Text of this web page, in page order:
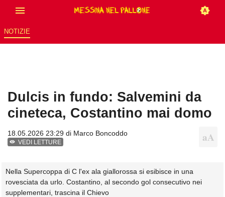
NOTIZIE
Dulcis in fundo: Salvemini da
cineteca, Costantino mai domo
18.05.2026 23:29 di Marco Boncoddo
VEDI LETTURE
Nella Supercoppa di C l'ex ala giallorossa si esibisce in una
rovesciata da urlo. Costantino, al secondo gol consecutivo nei
supplementari, trascina il Chievo